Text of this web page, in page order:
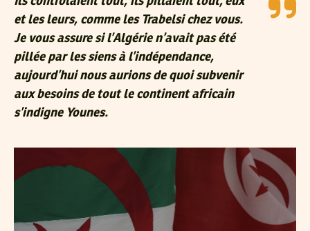
et les leurs, comme les Trabelsi chez vous.
Je vous assure si l’Algérie n’avait pas été
pillée par les siens à l’indépendance,
aujourd’hui nous aurions de quoi subvenir
aux besoins de tout le continent africain
s’indigne Younes.